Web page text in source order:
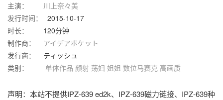
主演：
川上奈々美
发行时间：
2015-10-17
时长：
120分钟
制作商：
アイデアポケット
发行商：
ティッシュ
类别：
单体作品 颜射 荡妇 姐姐 数位马赛克 高画质
声明：本站不提供IPZ-639 ed2k、IPZ-639磁力链接、IPZ-639种